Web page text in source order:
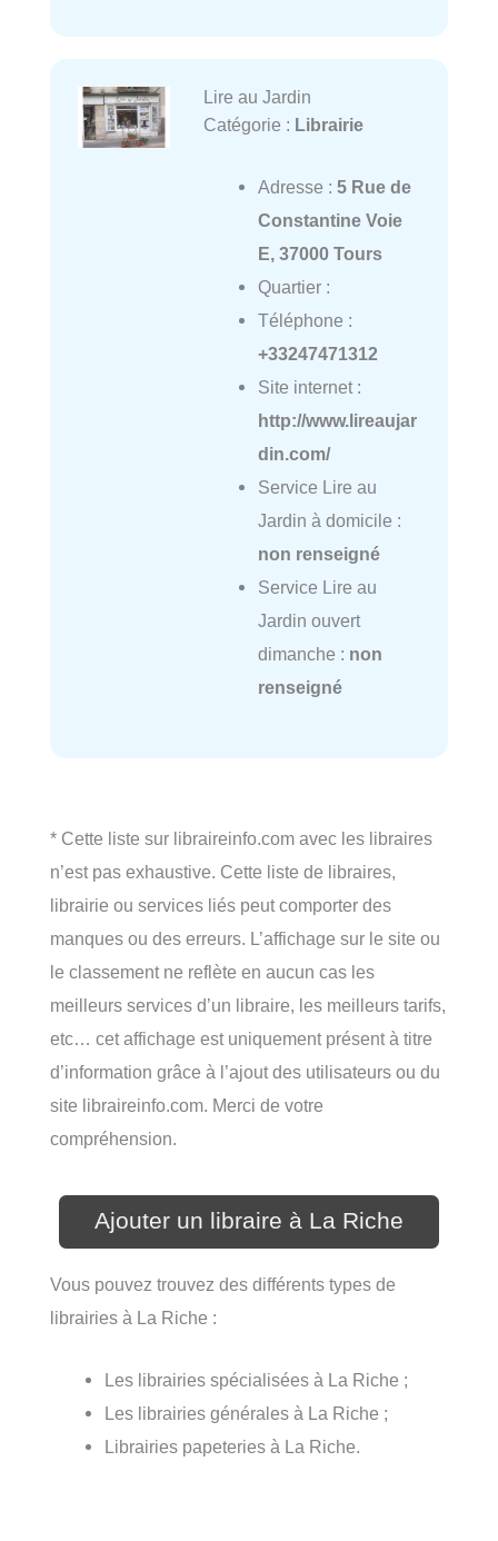
Lire au Jardin
Catégorie : Librairie
Adresse : 5 Rue de
Constantine Voie
E, 37000 Tours
Quartier :
Téléphone :
+33247471312
Site internet :
http://www.lireaujar
din.com/
Service Lire au
Jardin à domicile :
non renseigné
Service Lire au
Jardin ouvert
dimanche : non
renseigné
* Cette liste sur libraireinfo.com avec les libraires
n’est pas exhaustive. Cette liste de libraires,
librairie ou services liés peut comporter des
manques ou des erreurs. L’affichage sur le site ou
le classement ne reflète en aucun cas les
meilleurs services d’un libraire, les meilleurs tarifs,
etc… cet affichage est uniquement présent à titre
d’information grâce à l’ajout des utilisateurs ou du
site libraireinfo.com. Merci de votre
compréhension.
Ajouter un libraire à La Riche
Vous pouvez trouvez des différents types de
librairies à La Riche :
Les librairies spécialisées à La Riche ;
Les librairies générales à La Riche ;
Librairies papeteries à La Riche.